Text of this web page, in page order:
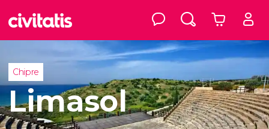
Chipre
Limasol